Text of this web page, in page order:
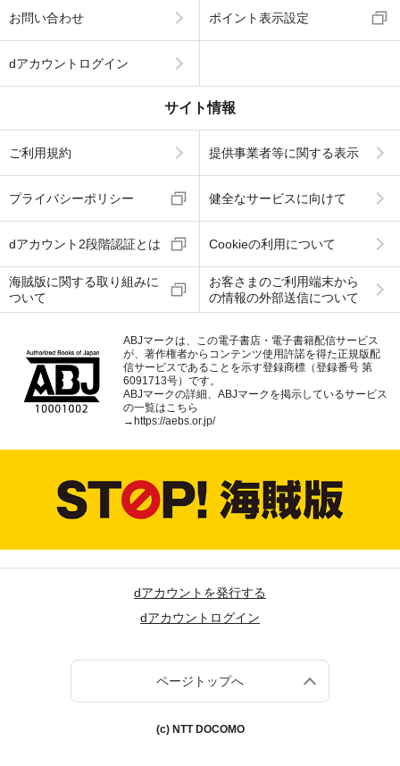
お問い合わせ ポイント表示設定
dアカウントログイン
サイト情報
ご利用規約 提供事業者等に関する表示
プライバシーポリシー 健全なサービスに向けて
dアカウント2段階認証とは Cookieの利用について
海賊版に関する取り組みに
ついて
お客さまのご利用端末から
の情報の外部送信について
ABJマークは、この電子書店・電子書籍配信サービス
が、著作権者からコンテンツ使用許諾を得た正規版配
信サービスであることを示す登録商標（登録番号 第
6091713号）です。
ABJマークの詳細、ABJマークを掲示しているサービス
の一覧はこちら
→ https://aebs.or.jp/
dアカウントを発行する
dアカウントログイン
ページトップへ
(c) NTT DOCOMO